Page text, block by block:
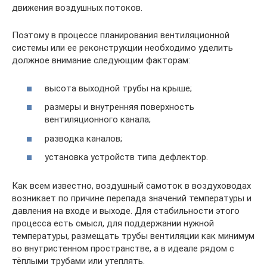
движения воздушных потоков.
Поэтому в процессе планирования вентиляционной
системы или ее реконструкции необходимо уделить
должное внимание следующим факторам:
высота выходной трубы на крыше;
размеры и внутренняя поверхность
вентиляционного канала;
разводка каналов;
установка устройств типа дефлектор.
Как всем известно, воздушный самоток в воздуховодах
возникает по причине перепада значений температуры и
давления на входе и выходе. Для стабильности этого
процесса есть смысл, для поддержании нужной
температуры, размещать трубы вентиляции как минимум
во внутристенном пространстве, а в идеале рядом с
тёплыми трубами или утеплять.